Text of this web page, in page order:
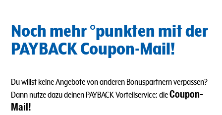
Noch mehr °punkten mit der
PAYBACK Coupon-Mail!
Du willst keine Angebote von anderen Bonuspartnern verpassen?
Dann nutze dazu deinen PAYBACK Vorteilservice: dieCoupon-
Mail!